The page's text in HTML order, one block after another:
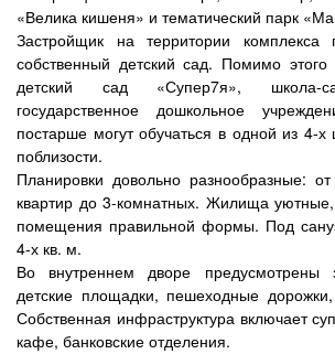
«Велика кишеня» и тематический парк
Застройщик на территории комплекса
собственный детский сад. Помимо
детский сад «Супер7я»,
государственное дошкольное
постарше могут обучаться в одной из 4-
поблизости.
Планировки довольно разнообразные:
квартир до 3-комнатных. Жилища
помещения правильной формы. Под
4-х кв. м.
Во внутреннем дворе
детские площадки, пешеходные
Собственная инфраструктура включает
кафе, банковские отделения.